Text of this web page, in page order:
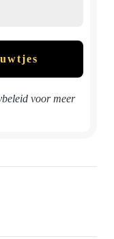
voor meer